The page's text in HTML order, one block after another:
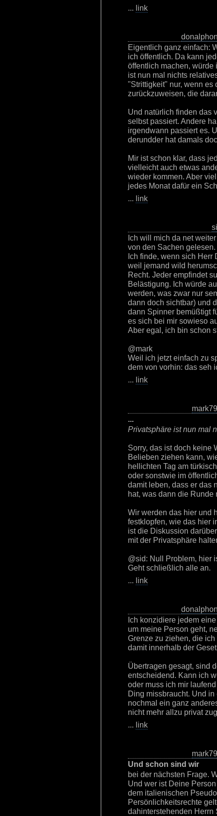
... link
Eigentlich ganz einfach:
ich öffentlich. Da kann
öffentlich machen, würde
ist nun mal nichts
"Strittigkeit" nur, wenn es
zurückzuweisen, die
Und natürlich finden das
selbst passiert. Andere
irgendwann passiert es.
derundder hat damals
Mir ist schon klar, dass
vielleicht auch etwas
wieder kommen. Aber
jedes Monat dafür ein
... link
Ich will mich da net
von den Sachen gelesen.
Ich finde, wenn sich Herr
weil jemand wild
Recht. Jeder empfindet
Belästigung. Ich würde
werden, was zwar nur
dann doch sichtbar) und
dann Spinner bemüßtigt
es sich bei mir sowieso
Aber egal, ich bin schon
@mark
Weil ich jetzt einfach zu
dem von vorhin: das seh
... link
...
Privatsphäre ist nun mal
Sorry, das ist doch keine
Belieben ziehen kann,
hellichten Tag am
oder sonstwie im
damit leben, dass er das
hat, was dann die Runde
Wir werden das hier und
festklopfen, wie das hier
ist die Diskussion
mit der Privatsphäre
@sid: Null Problem, hier
Geht schließlich alle an.
... link
Ich konzidiere jedem
um meine Person geht,
Grenze zu ziehen, die
damit innerhalb der
Übertragen gesagt, sind
entscheidend. Kann ich
oder muss ich mir
Ding missbraucht. Und
nochmal ein ganz
nicht mehr allzu privat
... link
Und schon sind wir
bei der nächsten Frage.
Und wer ist Deine
dem italienischen
Persönlichkeitsrechte
dahinterstehenden